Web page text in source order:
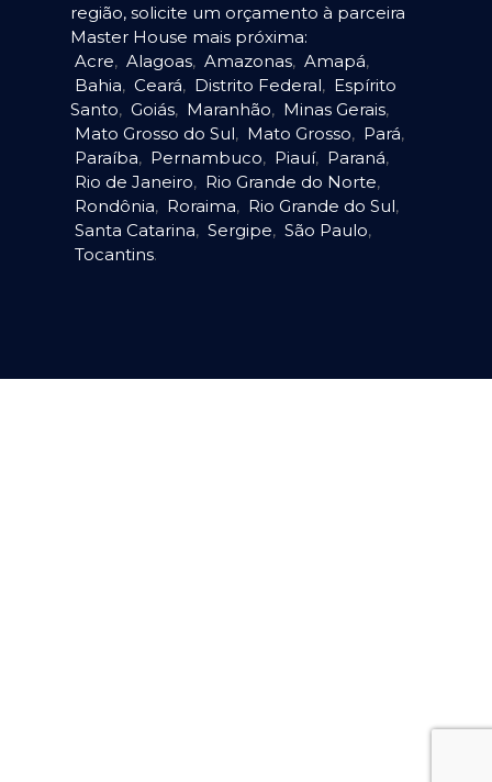
região, solicite um orçamento à parceira
Master House mais próxima:
Acre, Alagoas, Amazonas, Amapá,
Bahia, Ceará, Distrito Federal, Espírito
Santo, Goiás, Maranhão, Minas Gerais,
Mato Grosso do Sul, Mato Grosso, Pará,
Paraíba, Pernambuco, Piauí, Paraná,
Rio de Janeiro, Rio Grande do Norte,
Rondônia, Roraima, Rio Grande do Sul,
Santa Catarina, Sergipe, São Paulo,
Tocantins.